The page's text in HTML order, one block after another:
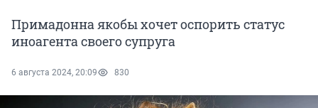
Примадонна якобы хочет оспорить статус
иноагента своего супруга
6 августа 2024, 20:09 830